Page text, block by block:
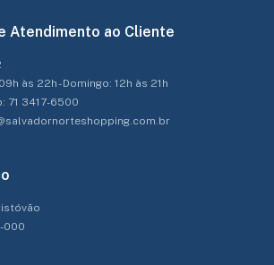
Atendimento ao Cliente
às 22h - Domingo: 12h às 21h
71 3417-6500
000